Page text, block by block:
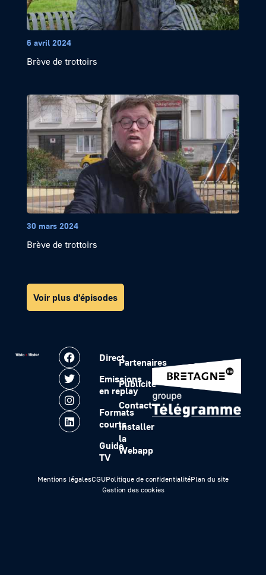
6 avril 2024
Brève de trottoirs
30 mars 2024
Brève de trottoirs
Voir plus d'épisodes
Direct
Emissions
en replay
Formats
courts
Guide
TV
Partenaires
Publicité
Contact
Installer
la
Webapp
Mentions légalesCGUPolitique de confidentialitéPlan du site
Gestion des cookies